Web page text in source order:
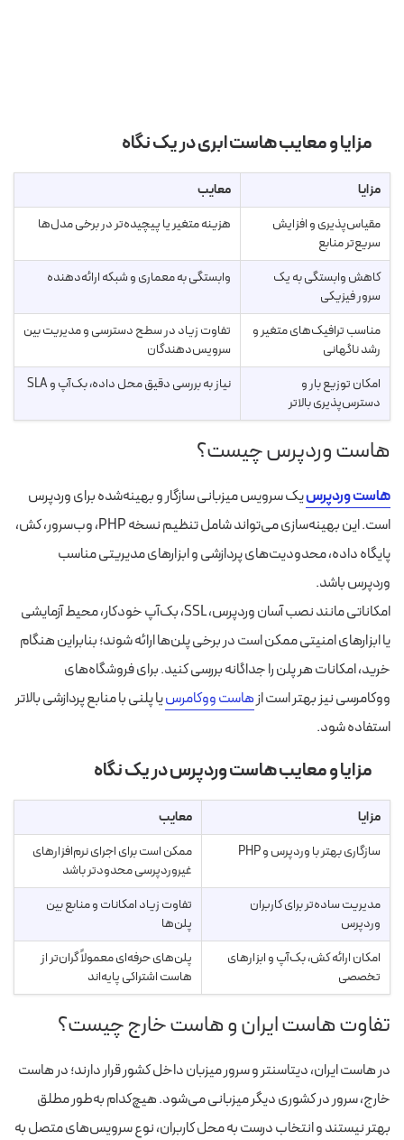
مزایا و معایب هاست ابری در یک نگاه
مزایا
معایب
مقیاس‌پذیری و افزایش
سریع‌تر منابع
هزینه متغیر یا پیچیده‌تر در برخی مدل‌ها
کاهش وابستگی به یک
سرور فیزیکی
وابستگی به معماری و شبکه ارائه‌دهنده
مناسب ترافیک‌های متغیر و
رشد ناگهانی
تفاوت زیاد در سطح دسترسی و مدیریت بین
سرویس‌دهندگان
امکان توزیع بار و
دسترس‌پذیری بالاتر
نیاز به بررسی دقیق محل داده، بک‌آپ و SLA
هاست وردپرس چیست؟
هاست وردپرسیک سرویس میزبانی سازگار و بهینه‌شده برای وردپرس
است. این بهینه‌سازی می‌تواند شامل تنظیم نسخه PHP، وب‌سرور، کش،
پایگاه داده، محدودیت‌های پردازشی و ابزارهای مدیریتی مناسب
وردپرس باشد.
امکاناتی مانند نصب آسان وردپرس، SSL، بک‌آپ خودکار، محیط آزمایشی
یا ابزارهای امنیتی ممکن است در برخی پلن‌ها ارائه شوند؛ بنابراین هنگام
خرید، امکانات هر پلن را جداگانه بررسی کنید. برای فروشگاه‌های
ووکامرسی نیز بهتر است از هاست ووکامرسیا پلنی با منابع پردازشی بالاتر
استفاده شود.
مزایا و معایب هاست وردپرس در یک نگاه
مزایا
معایب
سازگاری بهتر با وردپرس و PHP
ممکن است برای اجرای نرم‌افزارهای
غیروردپرسی محدودتر باشد
مدیریت ساده‌تر برای کاربران
وردپرس
تفاوت زیاد امکانات و منابع بین
پلن‌ها
امکان ارائه کش، بک‌آپ و ابزارهای
تخصصی
پلن‌های حرفه‌ای معمولاً گران‌تر از
هاست اشتراکی پایه‌اند
تفاوت هاست ایران و هاست خارج چیست؟
در هاست ایران، دیتاسنتر و سرور میزبان داخل کشور قرار دارند؛ در هاست
خارج، سرور در کشوری دیگر میزبانی می‌شود. هیچ‌کدام به‌طور مطلق
بهتر نیستند و انتخاب درست به محل کاربران، نوع سرویس‌های متصل به